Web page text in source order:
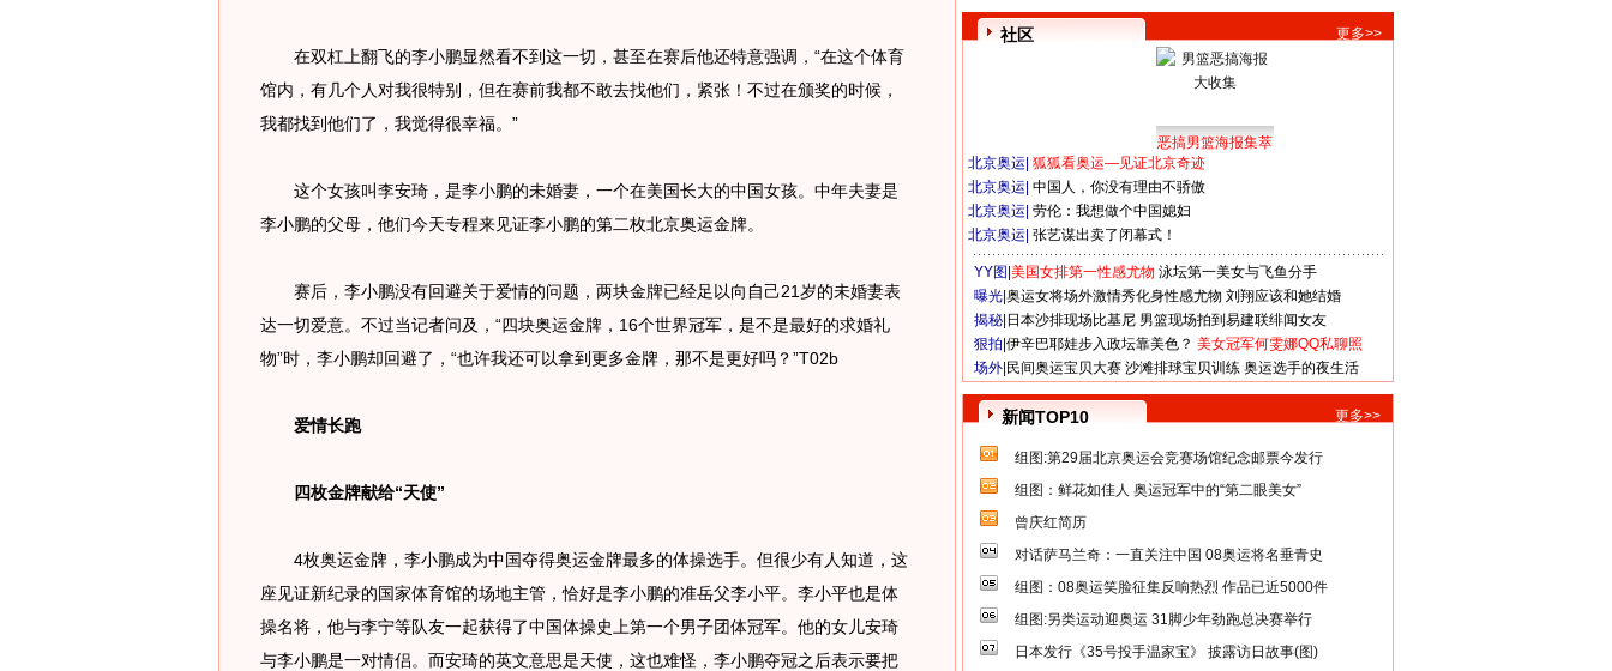
在双杠上翻飞的李小鹏显然看不到这一切，甚至在赛后他还特意强调，“在这个体育
馆内，有几个人对我很特别，但在赛前我都不敢去找他们，紧张！不过在颁奖的时候，
我都找到他们了，我觉得很幸福。”
这个女孩叫李安琦，是李小鹏的未婚妻，一个在美国长大的中国女孩。中年夫妻是
李小鹏的父母，他们今天专程来见证李小鹏的第二枚北京奥运金牌。
赛后，李小鹏没有回避关于爱情的问题，两块金牌已经足以向自己21岁的未婚妻表
达一切爱意。不过当记者问及，“四块奥运金牌，16个世界冠军，是不是最好的求婚礼
物”时，李小鹏却回避了，“也许我还可以拿到更多金牌，那不是更好吗？”T02b
爱情长跑
四枚金牌献给“天使”
4枚奥运金牌，李小鹏成为中国夺得奥运金牌最多的体操选手。但很少有人知道，这
座见证新纪录的国家体育馆的场地主管，恰好是李小鹏的准岳父李小平。李小平也是体
操名将，他与李宁等队友一起获得了中国体操史上第一个男子团体冠军。他的女儿安琦
与李小鹏是一对情侣。而安琦的英文意思是天使，这也难怪，李小鹏夺冠之后表示要把
社区 更多>>
恶搞男篮海报集萃
北京奥运 狐狐看奥运—见证北京奇迹
北京奥运 中国人，你没有理由不骄傲
北京奥运 劳伦：我想做个中国媳妇
北京奥运 张艺谋出卖了闭幕式！
YY图| 美国女排第一性感尤物 泳坛第一美女与飞鱼分手
曝光| 奥运女将场外激情秀化身性感尤物 刘翔应该和她结婚
揭秘| 日本沙排现场比基尼 男篮现场拍到易建联绯闻女友
狠拍| 伊辛巴耶娃步入政坛靠美色？ 美女冠军何雯娜QQ私聊照
场外| 民间奥运宝贝大赛 沙滩排球宝贝训练 奥运选手的夜生活
新闻TOP10 更多>>
组图:第29届北京奥运会竞赛场馆纪念邮票今发行
组图：鲜花如佳人 奥运冠军中的“第二眼美女”
曾庆红简历
对话萨马兰奇：一直关注中国 08奥运将名垂青史
组图：08奥运笑脸征集反响热烈 作品已近5000件
组图:另类运动迎奥运 31脚少年劲跑总决赛举行
日本发行《35号投手温家宝》 披露访日故事(图)